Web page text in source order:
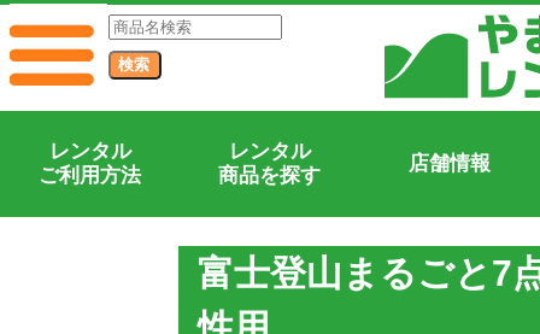
レンタル
ご利用方法
レンタル
商品を探す
店舗情報
富士登山まるごと7